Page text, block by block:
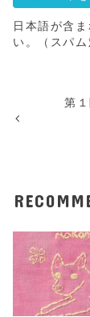
日本語が含
い。（スパム
第